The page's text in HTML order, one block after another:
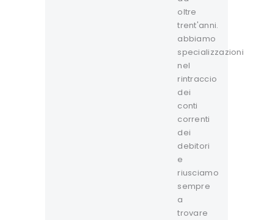
oltre
trent'anni.
abbiamo
specializzazioni
nel
rintraccio
dei
conti
correnti
dei
debitori
e
riusciamo
sempre
a
trovare